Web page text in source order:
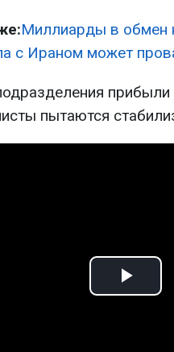
Миллиарды в обмен
с Ираном может
пытаются
Play